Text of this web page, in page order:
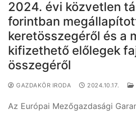
2024. évi közvetlen
forintban
keretösszegéről és a
kifizethető előlegek
összegéről
GAZDAKÖR IRODA 2024.10.17.
Az Európai Mezőgazdasági